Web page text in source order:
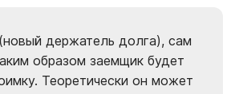
держатель долга), сам
образом заемщик будет
Теоретически он может